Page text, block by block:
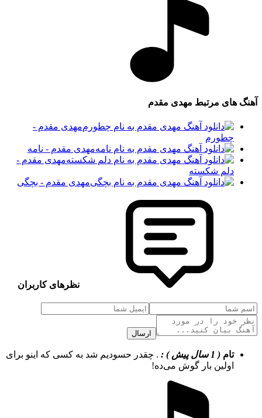
آهنگ های مرتبط مهدی مقدم
مهدی مقدم -
چطورم
مهدی مقدم - نامه
مهدی مقدم -
دلم شکسته
مهدی مقدم - بچگی
نظرهای کاربران
ارسال
تام ( 1 سال پیش ) :
. چقدر حسودیم شد به کسی که اینو برای
اولین بار گوش می‌ده!